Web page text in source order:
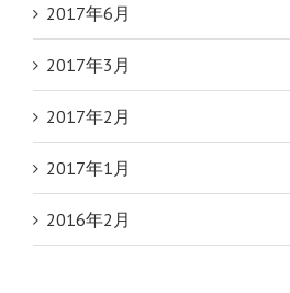
2017年6月
2017年3月
2017年2月
2017年1月
2016年2月